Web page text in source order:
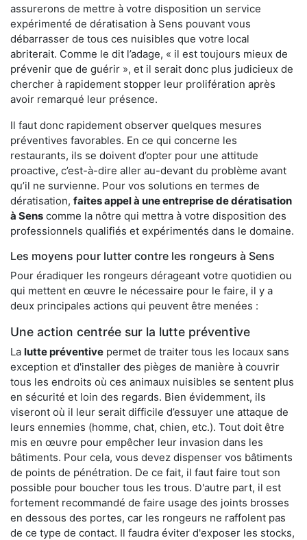
assurerons de mettre à votre disposition un service
expérimenté de dératisation à Sens pouvant vous
débarrasser de tous ces nuisibles que votre local
abriterait. Comme le dit l’adage, « il est toujours mieux de
prévenir que de guérir », et il serait donc plus judicieux de
chercher à rapidement stopper leur prolifération après
avoir remarqué leur présence.
Il faut donc rapidement observer quelques mesures
préventives favorables. En ce qui concerne les
restaurants, ils se doivent d’opter pour une attitude
proactive, c’est-à-dire aller au-devant du problème avant
qu’il ne survienne. Pour vos solutions en termes de
dératisation, faites appel à une entreprise de dératisation
à Sens comme la nôtre qui mettra à votre disposition des
professionnels qualifiés et expérimentés dans le domaine.
Les moyens pour lutter contre les rongeurs à Sens
Pour éradiquer les rongeurs dérageant votre quotidien ou
qui mettent en œuvre le nécessaire pour le faire, il y a
deux principales actions qui peuvent être menées :
Une action centrée sur la lutte préventive
La lutte préventive permet de traiter tous les locaux sans
exception et d'installer des pièges de manière à couvrir
tous les endroits où ces animaux nuisibles se sentent plus
en sécurité et loin des regards. Bien évidemment, ils
viseront où il leur serait difficile d’essuyer une attaque de
leurs ennemies (homme, chat, chien, etc.). Tout doit être
mis en œuvre pour empêcher leur invasion dans les
bâtiments. Pour cela, vous devez dispenser vos bâtiments
de points de pénétration. De ce fait, il faut faire tout son
possible pour boucher tous les trous. D'autre part, il est
fortement recommandé de faire usage des joints brosses
en dessous des portes, car les rongeurs ne raffolent pas
de ce type de contact. Il faudra éviter d'exposer les stocks,